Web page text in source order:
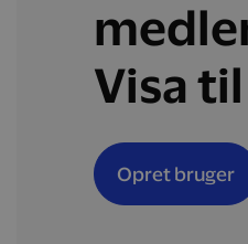
Visa
Opret bruger